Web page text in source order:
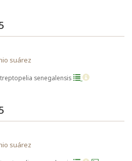
suárez
senegalensis
suárez